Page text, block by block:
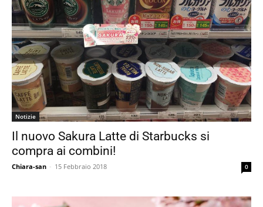
Notizie
Il nuovo Sakura Latte di Starbucks si
compra ai combini!
Chiara-san - 15 Febbraio 2018 0